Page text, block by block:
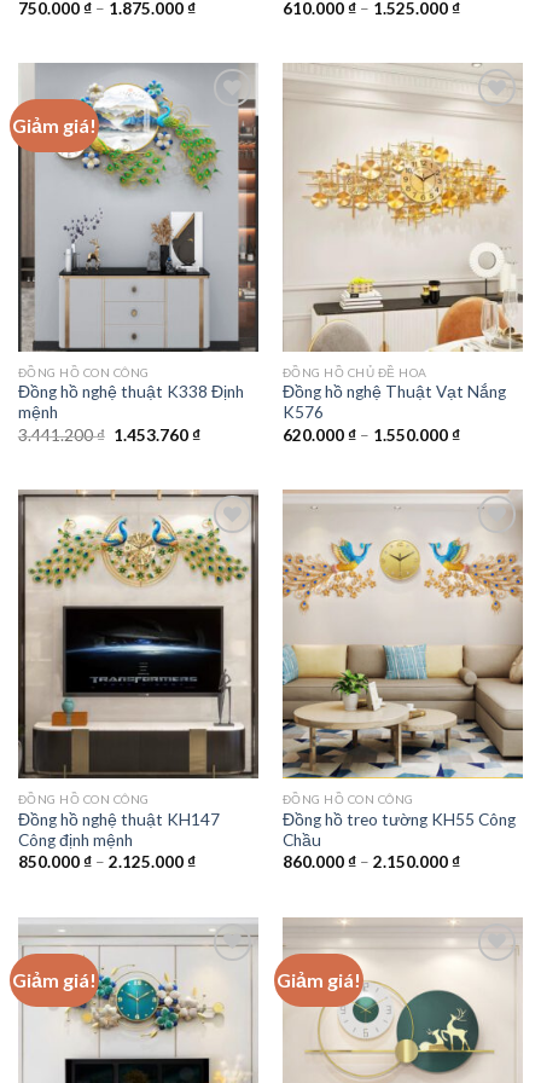
750.000₫ – 1.875.000₫Khoảng
đến
1.875.000 ₫
610.000₫ – 1.525.000₫Khoảng
đến
1.525.000
Giảm giá!
Add to
wishlist
ĐỒNG HỒ CON CÔNG
Đồng hồ nghệ thuật K338 Định
mệnh
3.441.200₫ Giá
1.453.760₫Giá
1.453.760 ₫.
Add to
wishlist
ĐỒNG HỒ CHỦ ĐỀ HOA
Đồng hồ nghệ Thuật Vạt Nắng
K576
620.000₫ – 1.550.000₫Khoảng
đến
1.550.000
Add to
wishlist
ĐỒNG HỒ CON CÔNG
Đồng hồ nghệ thuật KH147
Công định mệnh
850.000₫ – 2.125.000₫Khoảng
đến
2.125.000 ₫
Add to
wishlist
ĐỒNG HỒ CON CÔNG
Đồng hồ treo tường KH55 Công
Chầu
860.000₫ – 2.150.000₫Khoảng
đến
2.150.000
Giảm giá!
Add to
Giảm giá!
Add to
wishlist